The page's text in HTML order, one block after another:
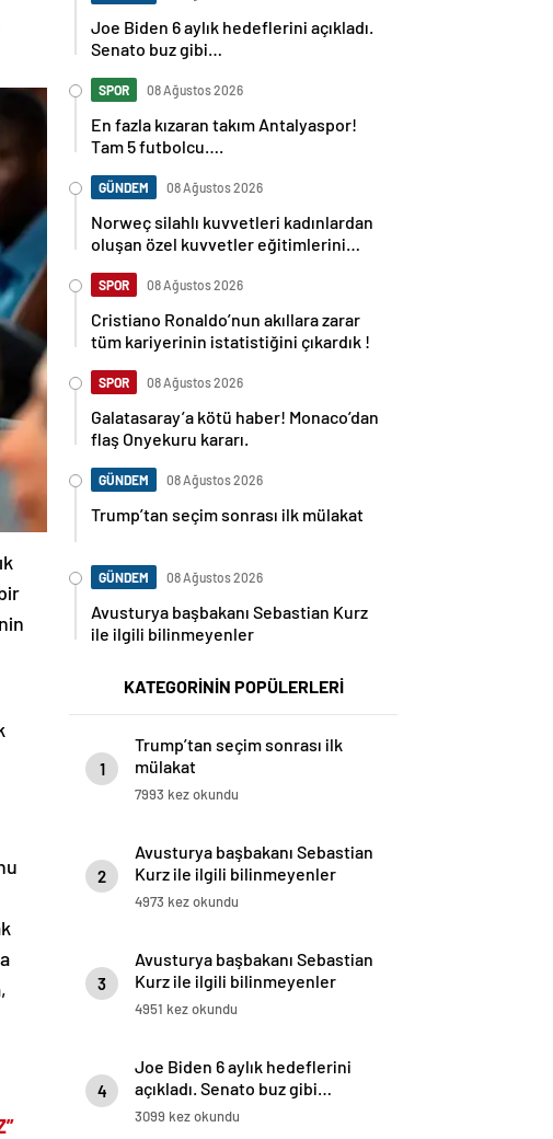
Joe Biden 6 aylık hedeflerini açıkladı.
Senato buz gibi…
SPOR 08 Ağustos 2026
En fazla kızaran takım Antalyaspor!
Tam 5 futbolcu….
GÜNDEM 08 Ağustos 2026
Norweç silahlı kuvvetleri kadınlardan
oluşan özel kuvvetler eğitimlerini
SPOR 08 Ağustos 2026
Cristiano Ronaldo’nun akıllara zarar
tüm kariyerinin istatistiğini çıkardık !
SPOR 08 Ağustos 2026
Galatasaray’a kötü haber! Monaco’dan
flaş Onyekuru kararı.
GÜNDEM 08 Ağustos 2026
Trump’tan seçim sonrası ilk mülakat
GÜNDEM 08 Ağustos 2026
Avusturya başbakanı Sebastian Kurz
ile ilgili bilinmeyenler
KATEGORİNİN POPÜLERLERİ
1
Trump’tan seçim sonrası ilk
mülakat
7993 kez okundu
2
Avusturya başbakanı Sebastian
Kurz ile ilgili bilinmeyenler
4973 kez okundu
3
Avusturya başbakanı Sebastian
Kurz ile ilgili bilinmeyenler
4951 kez okundu
4
Joe Biden 6 aylık hedeflerini
açıkladı. Senato buz gibi…
3099 kez okundu